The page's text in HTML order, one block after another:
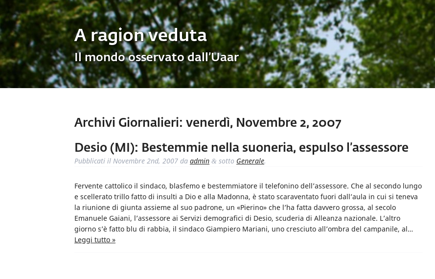
A ragion veduta
Il mondo osservato dall’Uaar
Archivi Giornalieri: venerdì, Novembre 2, 2007
Desio (MI): Bestemmie nella suoneria, espulso l’assessore
Pubblicati il Novembre 2nd, 2007 da admin & sotto Generale.
Fervente cattolico il sindaco, blasfemo e bestemmiatore il telefonino dell’assessore. Che al secondo lungo
e scellerato trillo fatto di insulti a Dio e alla Madonna, è stato scaraventato fuori dall’aula in cui si teneva
la riunione di giunta assieme al suo padrone, un «Pierino» che l’ha fatta davvero grossa, al secolo
Emanuele Gaiani, l’assessore ai Servizi demografici di Desio, scuderia di Alleanza nazionale. L’altro
giorno s’è fatto blu di rabbia, il sindaco Giampiero Mariani, uno cresciuto all’ombra del campanile, al…
Leggi tutto »